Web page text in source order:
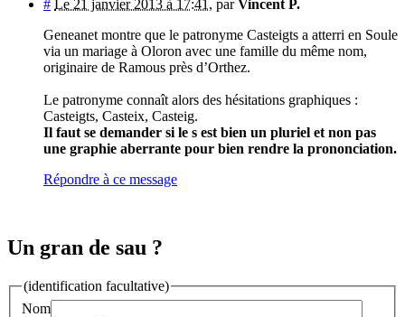
# Le 21 janvier 2013 à 17:41 , parVincent P.
Geneanet montre que le patronyme Casteigts a atterri en Soule
via un mariage à Oloron avec une famille du même nom,
originaire de Ramous près d’Orthez.
Le patronyme connaît alors des hésitations graphiques :
Casteigts, Casteix, Casteig.
Il faut se demander si le s est bien un pluriel et non pas
une graphie aberrante pour bien rendre la prononciation.
Répondre à ce message
Un gran de sau ?
(identification facultative)
Nom